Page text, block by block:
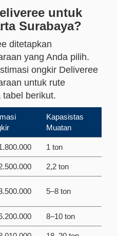
untuk
Surabaya?
ditetapkan
yang Anda pilih.
ongkir Deliveree
untuk rute
berikut.
Kapasistas
Muatan
1 ton
2,2 ton
5–8 ton
8–10 ton